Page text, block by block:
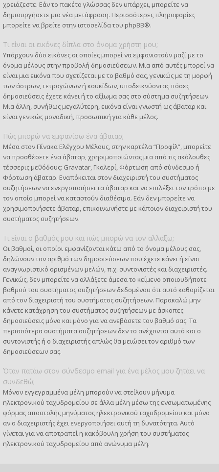
χρειάζεστε. Εάν το πακέτο γλώσσας δεν υπάρχει, μπορείτε να
δημιουργήσετε μια νέα μετάφραση. Περισσότερες πληροφορίες
μπορείτε να βρείτε στην ιστοσελίδα του phpBB®.
Τι είναι οι εικόνες δίπλα στο όνομα χρήστη μου;
Υπάρχουν δύο εικόνες οι οποίες μπορεί να εμφανιστούν μαζί με το
όνομα μέλους στην προβολή δημοσιεύσεων. Μια από αυτές μπορεί να
είναι μια εικόνα που σχετίζεται με το βαθμό σας, γενικώς με τη μορφή
των άστρων, τετραγώνων ή κουκίδων, υποδεικνύοντας πόσες
δημοσιεύσεις έχετε κάνει ή το αξίωμα σας στο σύστημα συζητήσεων.
Μια άλλη, συνήθως μεγαλύτερη, εικόνα είναι γνωστή ως άβαταρ και
είναι γενικώς μοναδική, προσωπική για κάθε μέλος.
Πώς μπορώ να εμφανίσω ένα άβαταρ;
Μέσα στον Πίνακα Ελέγχου Μέλους, στην καρτέλα “Προφίλ”, μπορείτε
να προσθέσετε ένα άβαταρ, χρησιμοποιώντας μια από τις ακόλουθες
τέσσερις μεθόδους: Gravatar, Γκαλερί, Φόρτωση από σύνδεσμο ή
Φόρτωση άβαταρ. Εναπόκειται στον διαχειριστή του συστήματος
συζητήσεων να ενεργοποιήσει τα άβαταρ και να επιλέξει τον τρόπο με
τον οποίο μπορεί να καταστούν διαθέσιμα. Εάν δεν μπορείτε να
χρησιμοποιήσετε άβαταρ, επικοινωνήστε με κάποιον διαχειριστή του
συστήματος συζητήσεων.
Τι είναι ο βαθμός μου και πώς μπορώ να τον αλλάξω;
Οι βαθμοί, οι οποίοι εμφανίζονται κάτω από το όνομα μέλους σας,
δηλώνουν τον αριθμό των δημοσιεύσεων που έχετε κάνει ή είναι
αναγνωριστικό ορισμένων μελών, π.χ. συντονιστές και διαχειριστές.
Γενικώς, δεν μπορείτε να αλλάξετε άμεσα το κείμενο οποιουδήποτε
βαθμού του συστήματος συζητήσεων δεδομένου ότι αυτό καθορίζεται
από τον διαχειριστή του συστήματος συζητήσεων. Παρακαλώ μην
κάνετε κατάχρηση του συστήματος συζητήσεων με άσκοπες
δημοσιεύσεις μόνο και μόνο για να ανεβάσετε τον βαθμό σας. Τα
περισσότερα συστήματα συζητήσεων δεν το ανέχονται αυτό και ο
συντονιστής ή ο διαχειριστής απλώς θα μειώσει τον αριθμό των
δημοσιεύσεων σας.
Όταν πατάω στον σύνδεσμο email για ένα μέλος μου ζητάει να
συνδεθώ;
Μόνον εγγεγραμμένα μέλη μπορούν να στείλουν μήνυμα
ηλεκτρονικού ταχυδρομείου σε άλλα μέλη μέσω της ενσωματωμένης
φόρμας αποστολής μηνύματος ηλεκτρονικού ταχυδρομείου και μόνο
αν ο διαχειριστής έχει ενεργοποιήσει αυτή τη δυνατότητα. Αυτό
γίνεται για να αποτραπεί η κακόβουλη χρήση του συστήματος
ηλεκτρονικού ταχυδρομείου από ανώνυμα μέλη.